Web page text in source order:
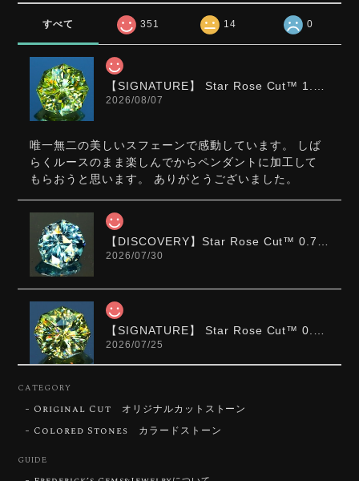
すべて 351 14 0
2026/08/07
唯一無二の美しいスフェーンで感動しています。 しば
らくルースのまま楽しんでからペンダントに加工して
もらおうと思います。 ありがとうございました。
2026/07/30
2026/07/25
2026/07/23
CATEGORY
Original Cut オリジナルカットストーン
Colored Stones カラードストーン
GUIDE